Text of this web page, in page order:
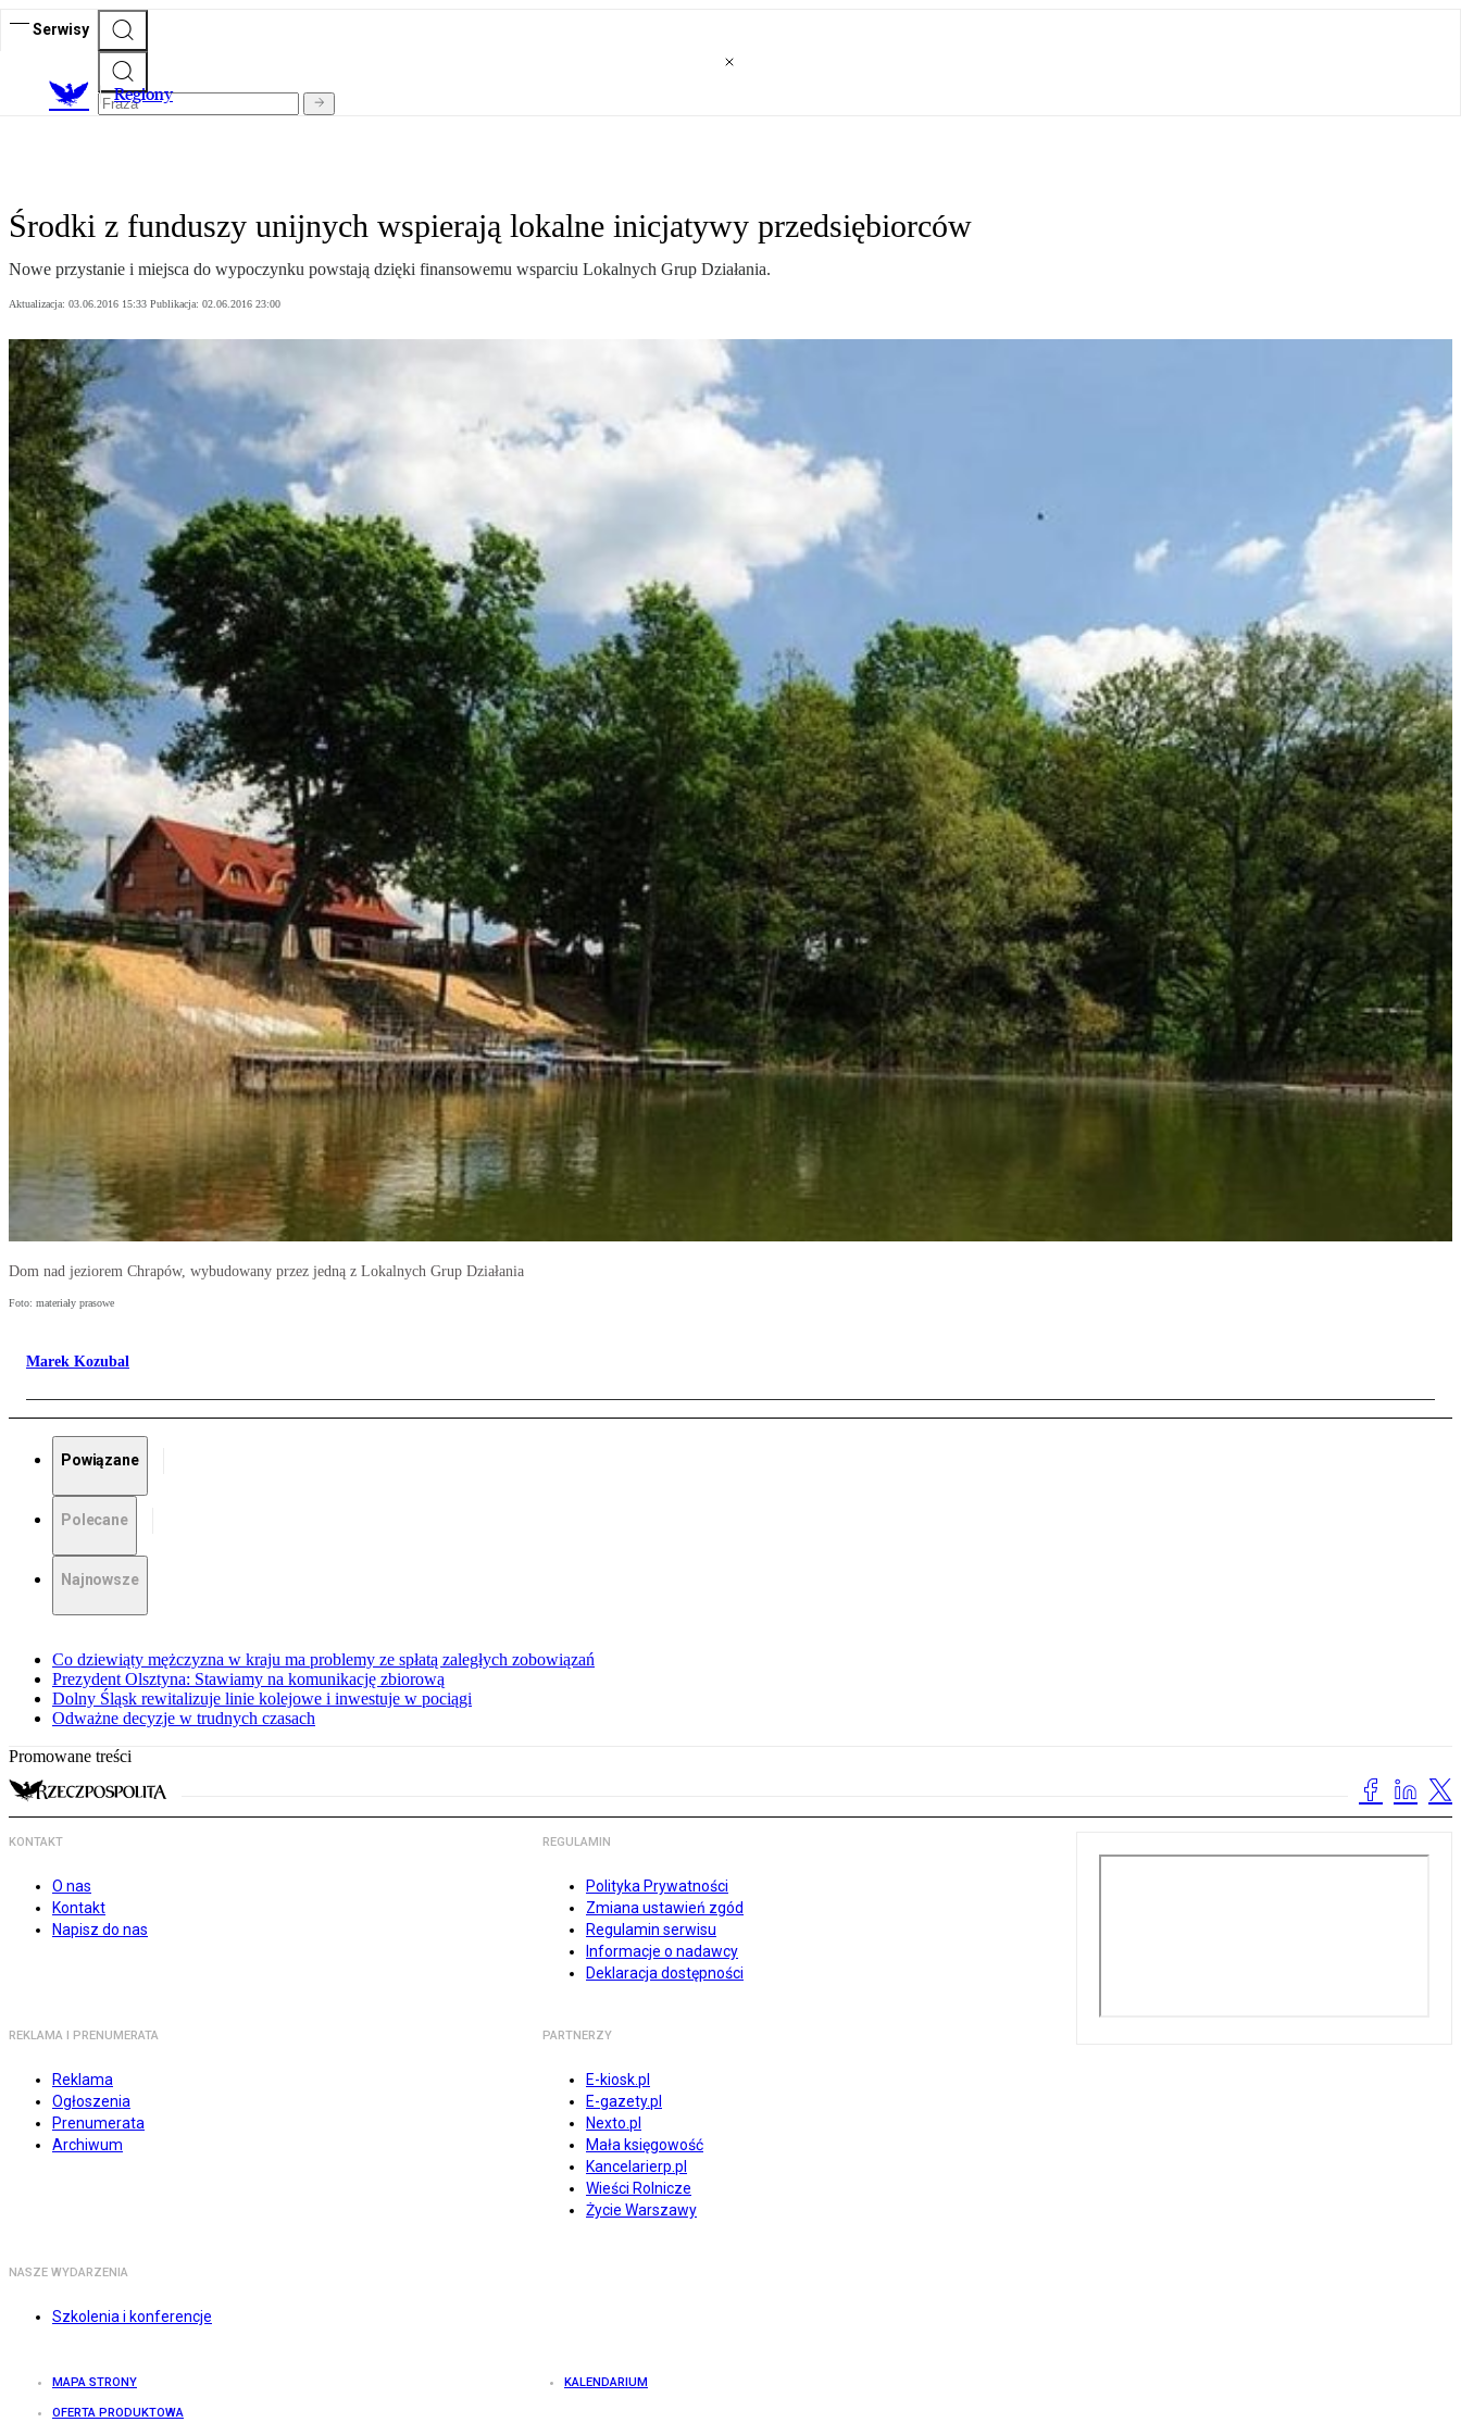
Serwisy
Regiony
Środki z funduszy unijnych wspierają lokalne inicjatywy przedsiębiorców
Nowe przystanie i miejsca do wypoczynku powstają dzięki finansowemu wsparciu Lokalnych Grup Działania.
Aktualizacja: 03.06.2016 15:33 Publikacja: 02.06.2016 23:00
Dom nad jeziorem Chrapów, wybudowany przez jedną z Lokalnych Grup Działania
Foto: materiały prasowe
Marek Kozubal
Powiązane
Polecane
Najnowsze
Co dziewiąty mężczyzna w kraju ma problemy ze spłatą zaległych zobowiązań
Prezydent Olsztyna: Stawiamy na komunikację zbiorową
Dolny Śląsk rewitalizuje linie kolejowe i inwestuje w pociągi
Odważne decyzje w trudnych czasach
Promowane treści
KONTAKT
O nas
Kontakt
Napisz do nas
REGULAMIN
Polityka Prywatności
Zmiana ustawień zgód
Regulamin serwisu
Informacje o nadawcy
Deklaracja dostępności
REKLAMA I PRENUMERATA
Reklama
Ogłoszenia
Prenumerata
Archiwum
PARTNERZY
E-kiosk.pl
E-gazety.pl
Nexto.pl
Mała księgowość
Kancelarierp.pl
Wieści Rolnicze
Życie Warszawy
NASZE WYDARZENIA
Szkolenia i konferencje
MAPA STRONY KALENDARIUM
OFERTA PRODUKTOWA